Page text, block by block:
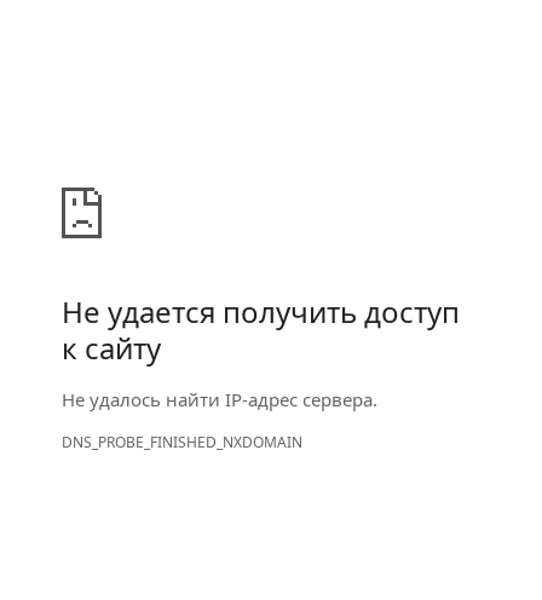
Не удается получить доступ
к сайту
Не удалось найти IP-адрес сервера.
DNS_PROBE_FINISHED_NXDOMAIN